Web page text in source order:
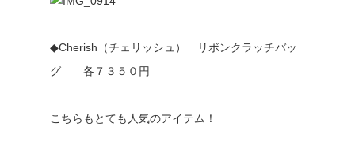
◆Cherish（チェリッシュ） リボンクラッチバッ
グ 各７３５０円
こちらもとても人気のアイテム！